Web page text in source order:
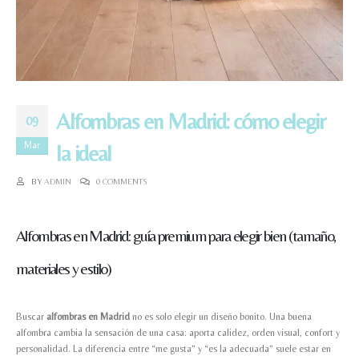
09
Mar
Alfombras en Madrid: cómo elegir
la ideal
BY ADMIN 0 COMMENTS
Alfombras en Madrid: guía premium para elegir bien (tamaño,
materiales y estilo)
Buscar alfombras en Madrid no es solo elegir un diseño bonito. Una buena
alfombra cambia la sensación de una casa: aporta calidez, orden visual, confort y
personalidad. La diferencia entre “me gusta” y “es la adecuada” suele estar en